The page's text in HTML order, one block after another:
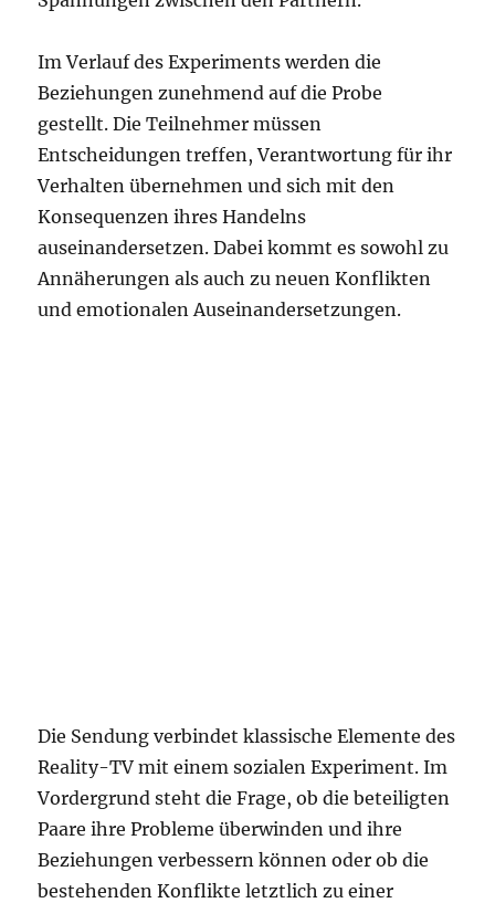
Im Verlauf des Experiments werden die
Beziehungen zunehmend auf die Probe
gestellt. Die Teilnehmer müssen
Entscheidungen treffen, Verantwortung für ihr
Verhalten übernehmen und sich mit den
Konsequenzen ihres Handelns
auseinandersetzen. Dabei kommt es sowohl zu
Annäherungen als auch zu neuen Konflikten
und emotionalen Auseinandersetzungen.
Die Sendung verbindet klassische Elemente des
Reality-TV mit einem sozialen Experiment. Im
Vordergrund steht die Frage, ob die beteiligten
Paare ihre Probleme überwinden und ihre
Beziehungen verbessern können oder ob die
bestehenden Konflikte letztlich zu einer